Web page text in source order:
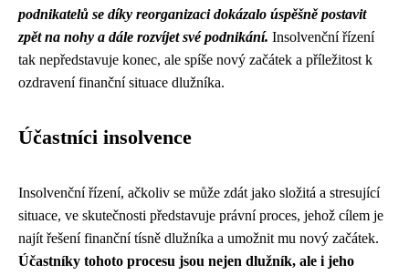
podnikatelů se díky reorganizaci dokázalo úspěšně postavit
zpět na nohy a dále rozvíjet své podnikání. Insolvenční řízení
tak nepředstavuje konec, ale spíše nový začátek a příležitost k
ozdravení finanční situace dlužníka.
Účastníci insolvence
Insolvenční řízení, ačkoliv se může zdát jako složitá a stresující
situace, ve skutečnosti představuje právní proces, jehož cílem je
najít řešení finanční tísně dlužníka a umožnit mu nový začátek.
Účastníky tohoto procesu jsou nejen dlužník, ale i jeho